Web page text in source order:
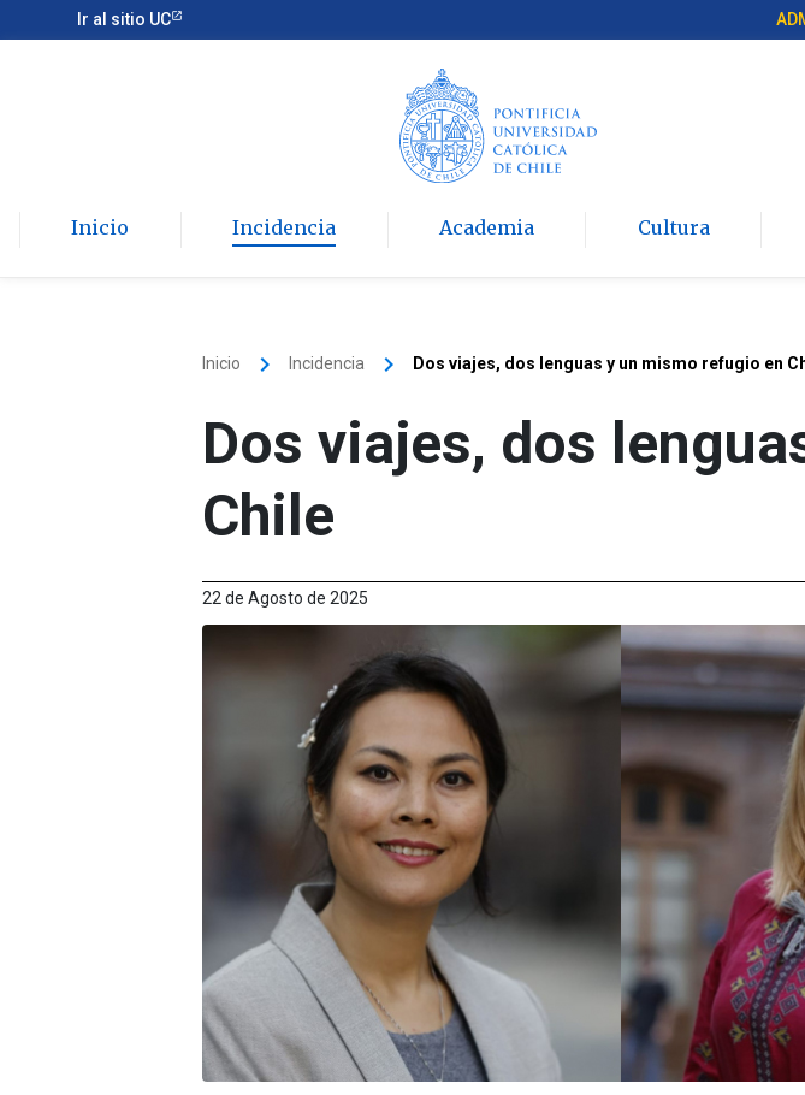
Ir al sitio UC
Inicio Incidencia Academia Cultura
Inicio keyboard_arrow_right Incidencia keyboard_arrow_right Dos viajes, dos lenguas y un mismo refugio en
Dos viajes, dos
Chile
22 de Agosto de 2025